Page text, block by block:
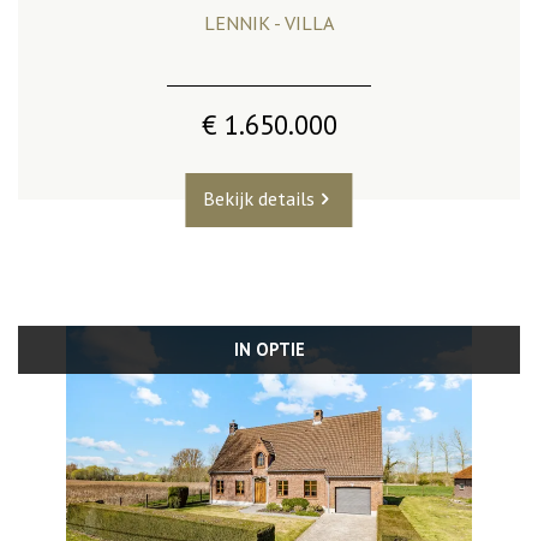
LENNIK - VILLA
€ 1.650.000
Bekijk details
IN OPTIE